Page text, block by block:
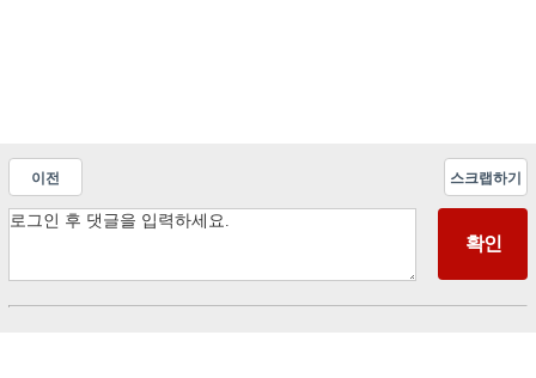
이전 스크랩하기